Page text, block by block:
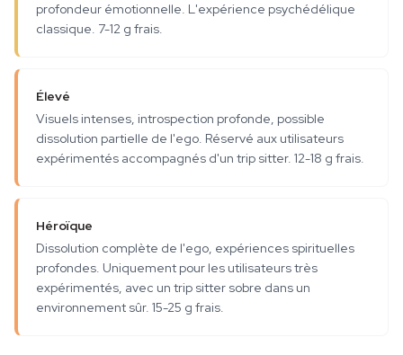
profondeur émotionnelle. L'expérience psychédélique
classique. 7-12 g frais.
Élevé
Visuels intenses, introspection profonde, possible
dissolution partielle de l'ego. Réservé aux utilisateurs
expérimentés accompagnés d'un trip sitter. 12-18 g frais.
Héroïque
Dissolution complète de l'ego, expériences spirituelles
profondes. Uniquement pour les utilisateurs très
expérimentés, avec un trip sitter sobre dans un
environnement sûr. 15-25 g frais.